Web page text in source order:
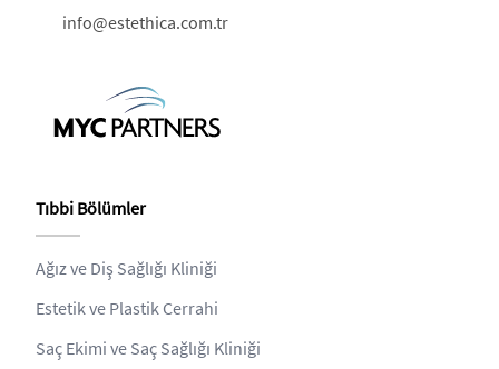
info@estethica.com.tr
Tıbbi Bölümler
Ağız ve Diş Sağlığı Kliniği
Estetik ve Plastik Cerrahi
Saç Ekimi ve Saç Sağlığı Kliniği